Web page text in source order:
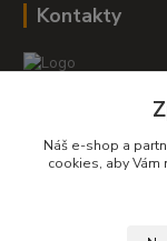
Kontakty
+420 604 278
obchod-
Náš e-shop a
cookies, aby Vám